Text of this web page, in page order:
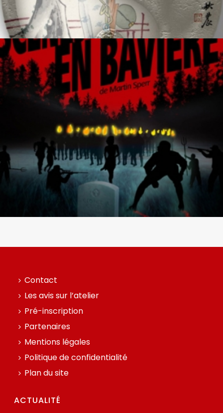
Contact
Les avis sur l’atelier
Pré-inscription
Partenaires
Mentions légales
Politique de confidentialité
Plan du site
ACTUALITÉ